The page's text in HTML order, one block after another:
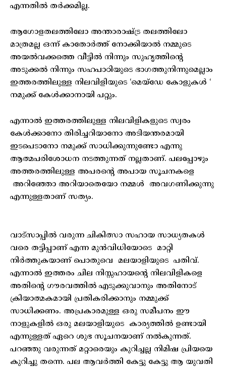
എന്നതിൽ തർക്കമില്ല.
ആഗോളതലത്തിലോ അന്താരാഷ്ട്ര തലത്തിലോ
മാത്രമല്ല ഒന്ന് കാതോർത്ത് നോക്കിയാൽ നമ്മുടെ
അയൽവക്കത്തെ വീട്ടിൽ നിന്നും സുഹൃത്തിന്റെ
അടുക്കൽ നിന്നും സഹപാഠിയുടെ ഭാഗത്തുനിന്നുമെല്ലാം
ഇത്തരത്തിലുള്ള നിലവിളിയുടെ ‘മെയ്‌ഡേ കോളുകൾ ‘
നമുക്ക് കേൾക്കാനായി പറ്റും.
എന്നാൽ ഇത്തരത്തിലുള്ള നിലവിളികളുടെ സ്വരം
കേൾക്കാനോ തിരിച്ചറിയാനോ അടിയന്തരമായി
ഇടപെടാനോ നമുക്ക് സാധിക്കുന്നുണ്ടോ എന്നു
ആത്മപരിശോധന നടത്തുന്നത് നല്ലതാണ്. പലപ്പോഴും
അത്തരത്തിലുള്ള അപരന്റെ അപായ സൂചനകളെ
അറിഞ്ഞോ അറിയാതെയോ നമ്മൾ അവഗണിക്കുന്നു
എന്നുള്ളതാണ് സത്യം.
വാട്‌സാപ്പിൽ വരുന്ന ചികിത്സാ സഹായ സാധ്യതകൾ
വരെ തട്ടിപ്പാണ് എന്ന മുൻവിധിയോടെ മാറ്റി
നിർത്തുകയാണ് പൊതുവെ മലയാളിയുടെ പതിവ്.
എന്നാൽ ഇത്തരം ചില നിസ്സഹായന്റെ നിലവിളികളെ
അതിന്റെ ഗൗരവത്തിൽ എടുക്കുവാനും അതിനോട്
ക്രിയാത്മകമായി പ്രതികരിക്കാനും നമ്മുക്ക്
സാധിക്കണം. അപ്രകാരമുള്ള ഒരു സമീപനം ഈ
നാളുകളിൽ ഒരു മലയാളിയുടെ കാര്യത്തിൽ ഉണ്ടായി
എന്നുള്ളത് ഏറെ ശുഭ സൂചനയാണ് നൽകുന്നത്.
പറഞ്ഞു വരുന്നത് മറ്റാരെയും കുറിച്ചല്ല നിമിഷ പ്രിയയെ
കുറിച്ചു തന്നെ. പല ആവർത്തി കേട്ടു കേട്ടു ആ യുവതി